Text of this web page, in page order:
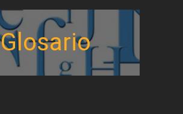
Glosario